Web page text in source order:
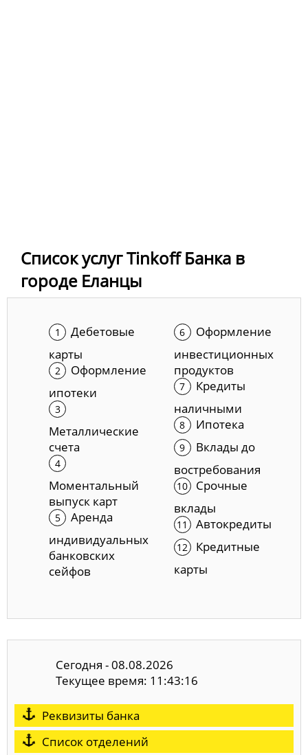
Список услуг Tinkoff Банка в
городе Еланцы
Дебетовые
карты
Оформление
ипотеки
Металлические
счета
Моментальный
выпуск карт
Аренда
индивидуальных
банковских
сейфов
Оформление
инвестиционных
продуктов
Кредиты
наличными
Ипотека
Вклады до
востребования
Срочные
вклады
Автокредиты
Кредитные
карты
Сегодня - 08.08.2026
Текущее время: 11:43:16
Реквизиты банка
Список отделений